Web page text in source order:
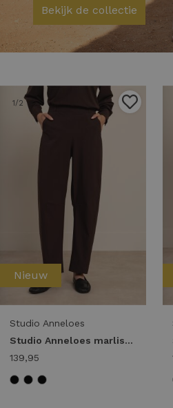
Bekijk de collectie
1/2
Nieuw
Studio Anneloes
Studio Anneloes marlise barrel trousers 94861 Broek 8700 espresso
139,95